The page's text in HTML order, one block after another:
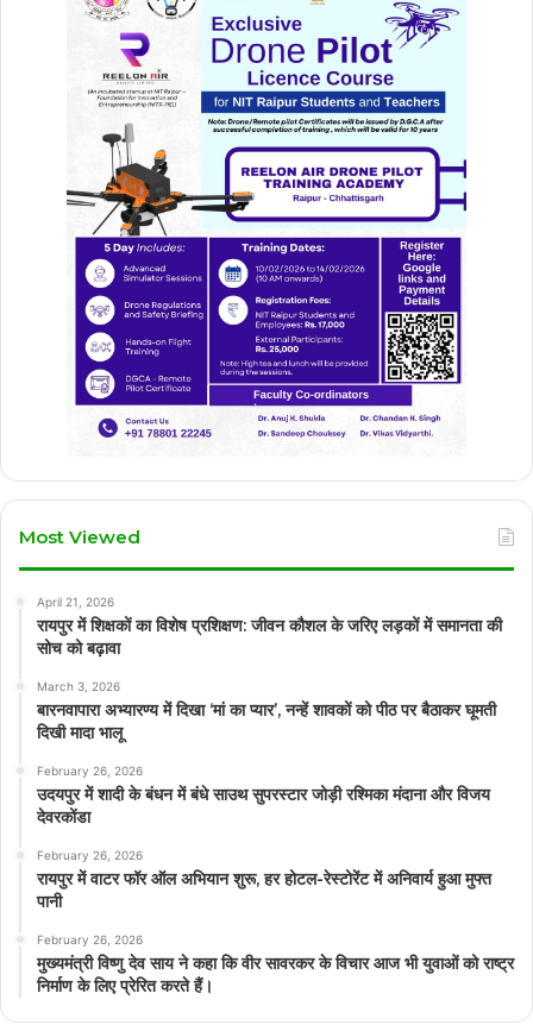
Most Viewed
April 21, 2026
रायपुर में शिक्षकों का विशेष प्रशिक्षण: जीवन कौशल के जरिए लड़कों में समानता की
सोच को बढ़ावा
March 3, 2026
बारनवापारा अभ्यारण्य में दिखा ‘मां का प्यार’, नन्हें शावकों को पीठ पर बैठाकर घूमती
दिखी मादा भालू
February 26, 2026
उदयपुर में शादी के बंधन में बंधे साउथ सुपरस्टार जोड़ी रश्मिका मंदाना और विजय
देवरकोंडा
February 26, 2026
रायपुर में वाटर फॉर ऑल अभियान शुरू, हर होटल-रेस्टोरेंट में अनिवार्य हुआ मुफ्त
पानी
February 26, 2026
मुख्यमंत्री विष्णु देव साय ने कहा कि वीर सावरकर के विचार आज भी युवाओं को राष्ट्र
निर्माण के लिए प्रेरित करते हैं।